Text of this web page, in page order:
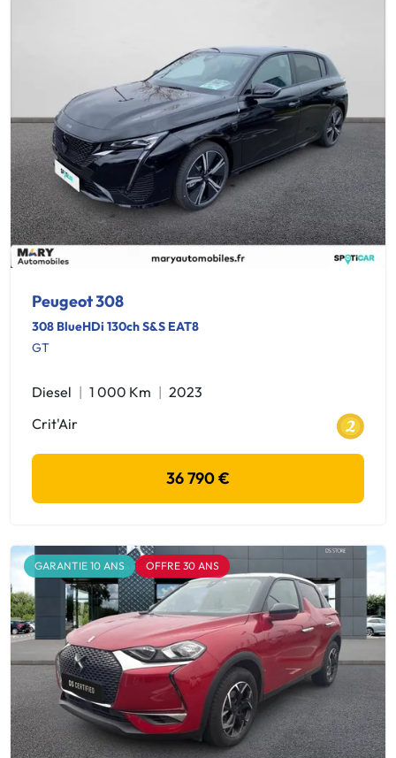
Peugeot 308
308 BlueHDi 130ch S&S EAT8
GT
Diesel 1 000 Km
2023
Crit'Air
36 790 €
GARANTIE 10 ANS OFFRE 30 ANS